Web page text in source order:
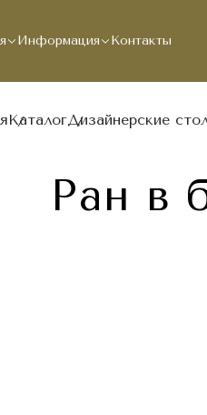
Информация Контакты
КаталогДизайнерские
Ран в